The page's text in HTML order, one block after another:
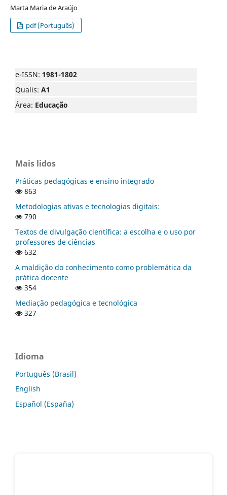
Marta Maria de Araújo
pdf (Português)
e-ISSN: 1981-1802
Qualis: A1
Área: Educação
Mais lidos
Práticas pedagógicas e ensino integrado
863
Metodologias ativas e tecnologias digitais:
790
Textos de divulgação científica: a escolha e o uso por
professores de ciências
632
A maldição do conhecimento como problemática da
prática docente
354
Mediação pedagógica e tecnológica
327
Idioma
Português (Brasil)
English
Español (España)